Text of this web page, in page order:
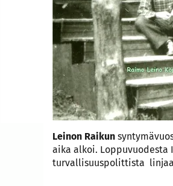
Leinon Raikun
aika alkoi. Loppuvuodesta
turvallisuuspolittista